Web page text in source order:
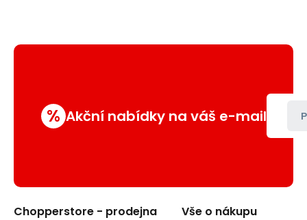
% Akční nabídky na váš e-mail
Chopperstore - prodejna Vše o nákupu